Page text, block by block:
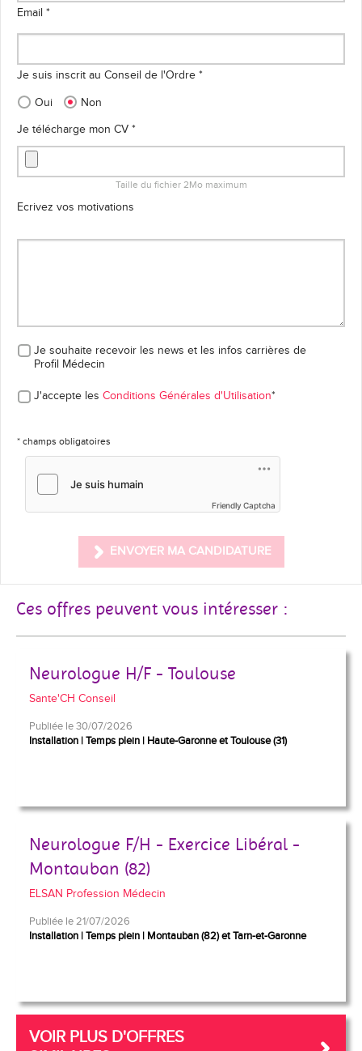
Email *
Je suis inscrit au Conseil de l'Ordre *
Oui
Non
Je télécharge mon CV *
Taille du fichier 2Mo maximum
Ecrivez vos motivations
Je souhaite recevoir les news et les infos carrières de
Profil Médecin
J'accepte les Conditions Générales d'Utilisation*
* champs obligatoires
Friendly Captcha
ENVOYER MA CANDIDATURE
Ces offres peuvent vous intéresser :
Neurologue H/F - Toulouse
Sante'CH Conseil
Publiée le 30/07/2026
Installation Temps plein Haute-Garonne et Toulouse (31)
Neurologue F/H - Exercice Libéral -
Montauban (82)
ELSAN Profession Médecin
Publiée le 21/07/2026
Installation Temps plein Montauban (82) et Tarn-et-Garonne
VOIR PLUS D'OFFRES